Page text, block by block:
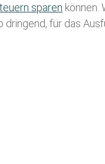
sparen können.
für das